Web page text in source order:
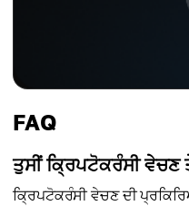
FAQ
ਤੁਸੀਂ ਕ੍ਰਿਪਟੋਕਰੰਸੀ ਵੇਚਣ
ਕ੍ਰਿਪਟੋਕਰੰਸੀ ਵੇਚਣ ਦੀ